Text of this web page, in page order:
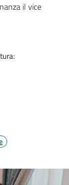
il vice